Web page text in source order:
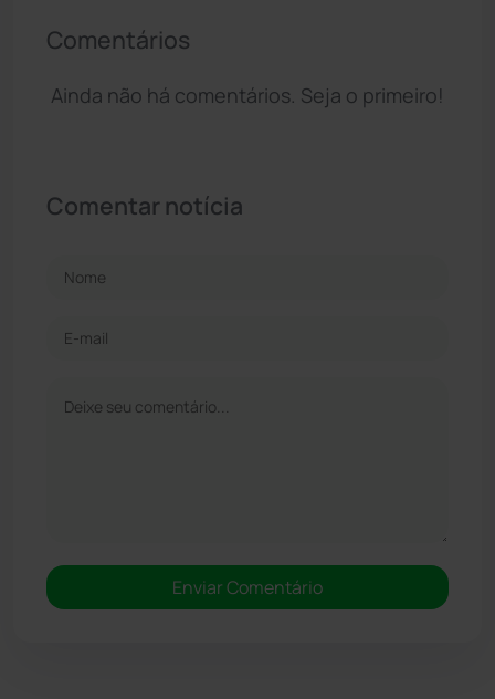
Comentários
Ainda não há comentários. Seja o primeiro!
Comentar notícia